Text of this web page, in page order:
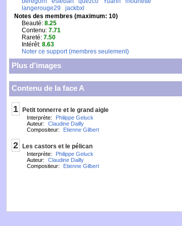
langerouge29
jackbxl
Notes des membres (maximum: 10)
Beauté: 8.25
Contenu: 7.71
Rareté: 7.50
Intérêt: 8.63
Noter ce support (membres seulement)
Plus d'images
Contenu de la face A
1 Petit tonnerre et le grand aigle
Interprète:
Philippe Geluck
Auteur:
Claudine Dailly
Compositeur:
Etienne Gilbert
2 Les castors et le pélican
Interprète:
Philippe Geluck
Auteur:
Claudine Dailly
Compositeur:
Etienne Gilbert